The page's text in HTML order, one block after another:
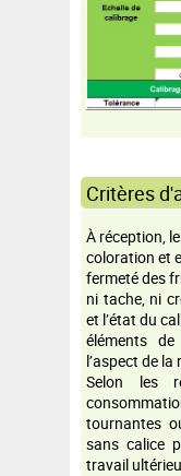
Critères
À réception,
coloration et
fermeté des
ni tache, ni
et l’état du
éléments
l’aspect de
Selon les
tournantes
sans calice
travail